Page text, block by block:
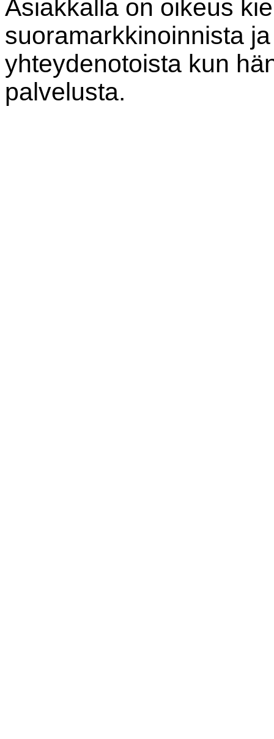
Asiakkalla on oikeus
suoramarkkinoinnista
yhteydenotoista kun
palvelusta.